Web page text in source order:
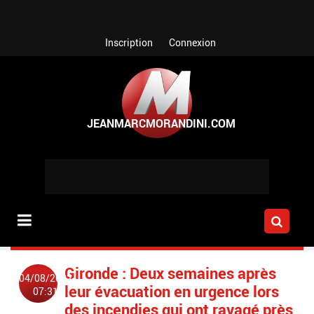
Inscription Connexion
04/08/2022
07:31
Gironde : Deux semaines après
leur évacuation en urgence lors
des incendies qui ont ravagé près